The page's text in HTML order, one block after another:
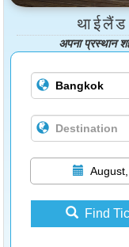
अपना प्रस्थान
Find